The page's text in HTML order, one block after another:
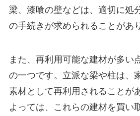
梁、漆喰の壁などは、適切に処
の手続きが求められることがあ
また、再利用可能な建材が多い
の一つです。立派な梁や柱は、
素材として再利用されることが
よっては、これらの建材を買い